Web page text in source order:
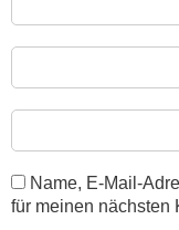
Name, E-Mail-
für meinen nächsten